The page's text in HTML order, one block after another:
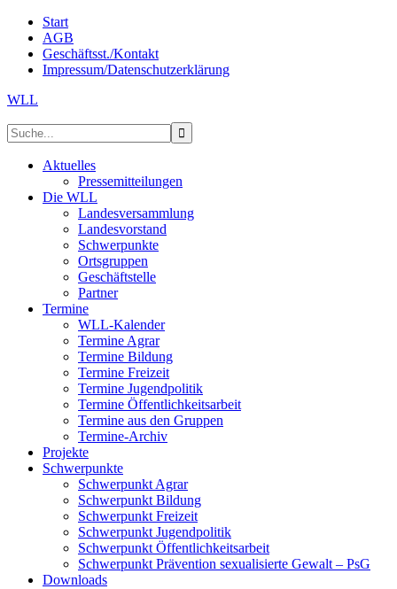
Start
AGB
Geschäftsst./Kontakt
Impressum/Datenschutzerklärung
WLL
Aktuelles
Pressemitteilungen
Die WLL
Landesversammlung
Landesvorstand
Schwerpunkte
Ortsgruppen
Geschäftstelle
Partner
Termine
WLL-Kalender
Termine Agrar
Termine Bildung
Termine Freizeit
Termine Jugendpolitik
Termine Öffentlichkeitsarbeit
Termine aus den Gruppen
Termine-Archiv
Projekte
Schwerpunkte
Schwerpunkt Agrar
Schwerpunkt Bildung
Schwerpunkt Freizeit
Schwerpunkt Jugendpolitik
Schwerpunkt Öffentlichkeitsarbeit
Schwerpunkt Prävention sexualisierte Gewalt – PsG
Downloads